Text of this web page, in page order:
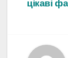
цікаві